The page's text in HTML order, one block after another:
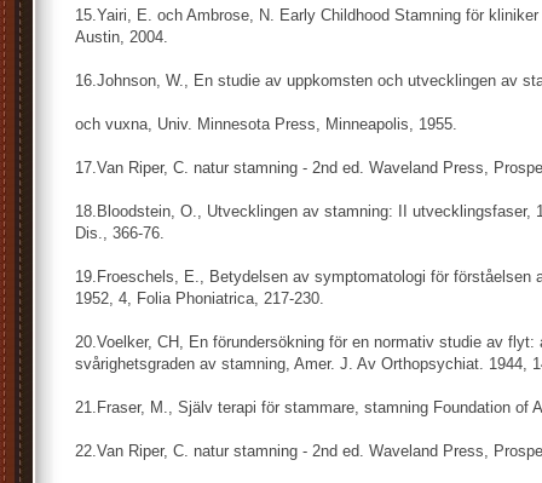
15.Yairi, E. och Ambrose, N. Early Childhood Stamning för
Austin, 2004.
16.Johnson, W., En studie av uppkomsten och utvecklingen av
och vuxna, Univ. Minnesota Press, Minneapolis, 1955.
17.Van Riper, C. natur stamning - 2nd ed. Waveland Press,
18.Bloodstein, O., Utvecklingen av stamning: II utvecklingsfaser,
Dis., 366-76.
19.Froeschels, E., Betydelsen av symptomatologi för förståelsen
1952, 4, Folia Phoniatrica, 217-230.
20.Voelker, CH, En förundersökning för en normativ studie av
svårighetsgraden av stamning, Amer. J. Av Orthopsychiat. 1944,
21.Fraser, M., Själv terapi för stammare, stamning Foundation of
22.Van Riper, C. natur stamning - 2nd ed. Waveland Press,